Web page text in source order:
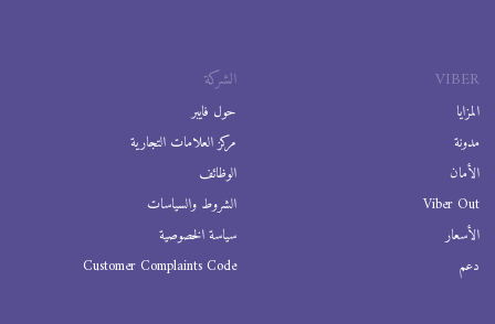
VIBER
المزايا
مدونة
الأمان
Viber Out
الأسعار
دعم
الشركة
حول فايبر
مركز العلامات التجارية
الوظائف
الشروط والسياسات
سياسة الخصوصية
Customer Complaints Code